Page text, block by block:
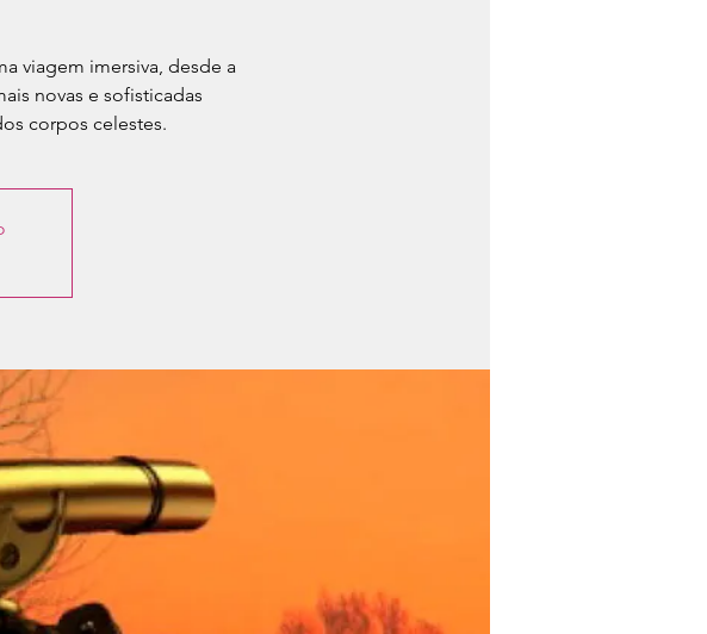
viagem imersiva, desde a
novas e sofisticadas
corpos celestes.